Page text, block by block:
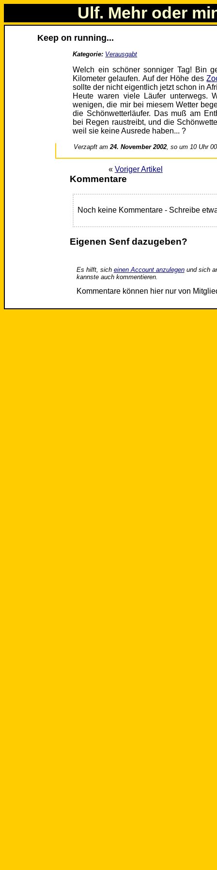
Ulf. Mehr oder
Keep on running...
Kategorie: Verausgabt
Welch ein schöner sonniger Tag! Bin
Kilometer gelaufen. Auf der Höhe des
sollte der nicht eigentlich jetzt schon in
Heute waren viele Läufer unterwegs.
wenigen, die mir bei miesem Wetter
die Schönwetterläufer. Das muß am
bei Regen raustreibt, und die
weil sie keine Ausrede haben... ?
Verzapft am24. November 2002, so um 10 Uhr 00
« Voriger Artikel
Kommentare
Noch keine Kommentare - Schreibe
Eigenen Senf dazugeben?
Es hilft, sich einen Account anzulegenund sich
kannste auch kommentieren.
Kommentare können hier nur von